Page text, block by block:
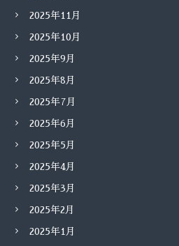
2025年11月
2025年10月
2025年9月
2025年8月
2025年7月
2025年6月
2025年5月
2025年4月
2025年3月
2025年2月
2025年1月